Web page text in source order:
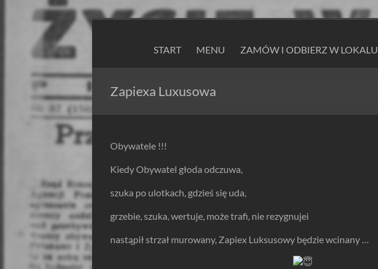
Skip
ZAPIEXY
LUXUSOWE
–
SMAK
PRL`U
ORYGINALNE!
Zapiekanki
i
Zapiexy.
START MENU ZAMÓW I ODBIERZ W LOKALU
Zapiexa Luxusowa
Obywatele !!!
Kiedy Obywatel głoda odczuwa,
szuka po ulotkach, gdzieś się uda,
grzebie, szuka, wertuje, może trafi, nie rezygnujei
nastąpił strzał murowany, Zapiex Luksusowy będzie wcinany …